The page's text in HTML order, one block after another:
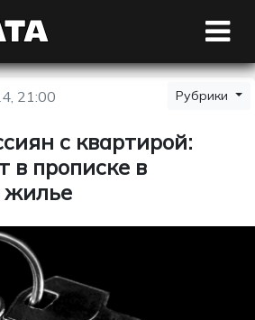
21:00 Рубрики
с квартирой:
в прописке в
жилье